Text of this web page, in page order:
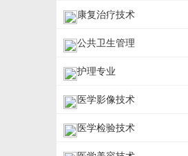
康复治疗技术
公共卫生管理
护理专业
医学影像技术
医学检验技术